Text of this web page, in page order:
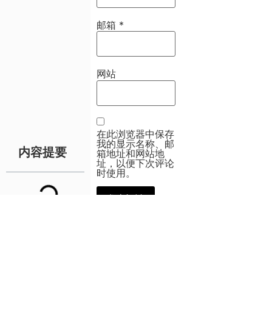
内容提要
邮箱 *
网站
在此浏览器中保存
我的显示名称、邮
箱地址和网站地
址，以便下次评论
时使用。